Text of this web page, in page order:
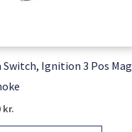
Switch, Ignition 3 Pos Mag
kr.